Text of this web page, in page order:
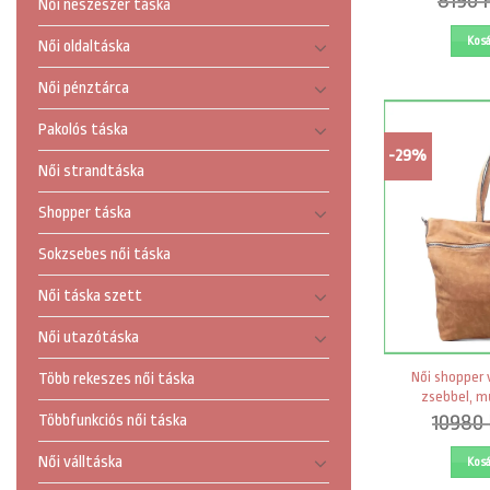
Női neszeszer táska
Női oldaltáska
Női pénztárca
Pakolós táska
Női strandtáska
Shopper táska
Sokzsebes női táska
Női táska szett
Női utazótáska
Több rekeszes női táska
Többfunkciós női táska
Női válltáska
-29%
Női shopper
zsebbel,
10980